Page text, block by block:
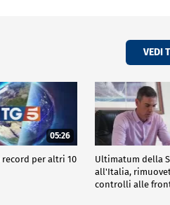
VEDI
05:26
record per altri 10
Ultimatum della
all'Italia,
controlli alle